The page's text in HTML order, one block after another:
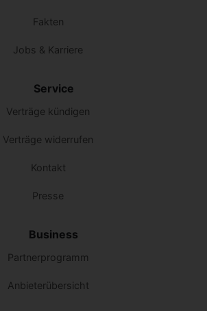
Fakten
Jobs & Karriere
Service
Verträge kündigen
Verträge widerrufen
Kontakt
Presse
Business
Partnerprogramm
Anbieterübersicht